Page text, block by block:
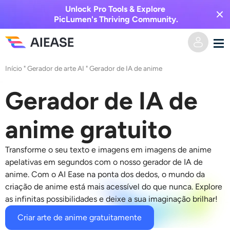
Unlock Pro Tools & Explore
PicLumen's Thriving Community.
Casa
Vídeo AI
Texto para vídeo
Imagem para vídeo
Efeitos de vídeo
Efeitos de vídeo
Imagem AI
Imagem para imagem
Texto para Imagem
Ferramentas de IA
Editor e Criador de Fotos
Precificação
Início "Gerador de arte AI " Geradorde IA de anime
Gerador de IA de
anime gratuito
Transforme o seu texto e imagens em imagens de anime
apelativas em segundos com o nosso gerador de IA de
anime. Com o AI Ease na ponta dos dedos, o mundo da
criação de anime está mais acessível do que nunca. Explore
as infinitas possibilidades e deixe a sua imaginação brilhar!
Criar arte de anime gratuitamente